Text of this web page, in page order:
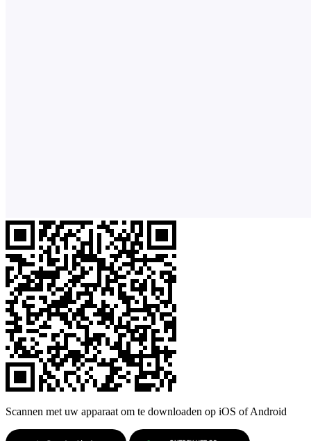
Scannen met uw apparaat om te downloaden op iOS of Android